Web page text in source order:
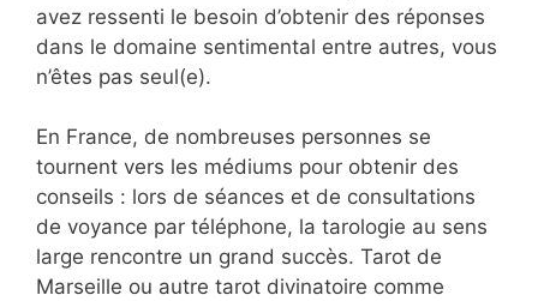
avez ressenti le besoin d’obtenir des réponses
dans le domaine sentimental entre autres, vous
n’êtes pas seul(e).
En France, de nombreuses personnes se
tournent vers les médiums pour obtenir des
conseils : lors de séances et de consultations
de voyance par téléphone, la tarologie au sens
large rencontre un grand succès. Tarot de
Marseille ou autre tarot divinatoire comme